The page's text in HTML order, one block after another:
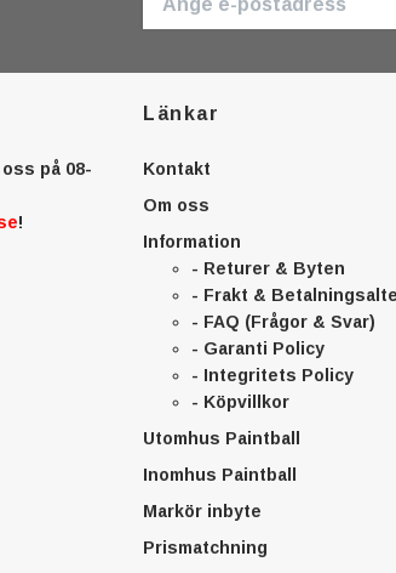
på 08-
!
Länkar
Kontakt
Om oss
Information
- Returer & Byten
- Frakt &
- FAQ (Frågor & Svar)
- Garanti Policy
- Integritets Policy
- Köpvillkor
Utomhus Paintball
Inomhus Paintball
Markör inbyte
Prismatchning